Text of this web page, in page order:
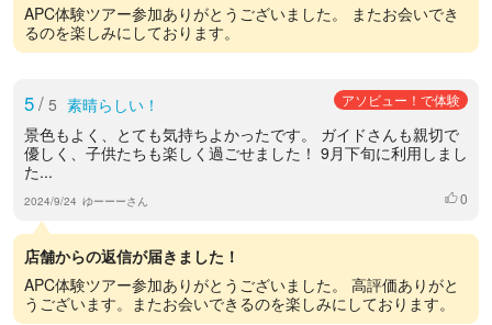
APC体験ツアー参加ありがとうございました。 またお会いでき
るのを楽しみにしております。
5/ 5 素晴らしい！ アソビュー！で体験
景色もよく、とても気持ちよかったです。 ガイドさんも親切で
優しく、子供たちも楽しく過ごせました！ 9月下旬に利用しまし
た...
2024/9/24 ゆーーーさん いいね
0
店舗からの返信が届きました！
APC体験ツアー参加ありがとうございました。 高評価ありがと
うございます。またお会いできるのを楽しみにしております。